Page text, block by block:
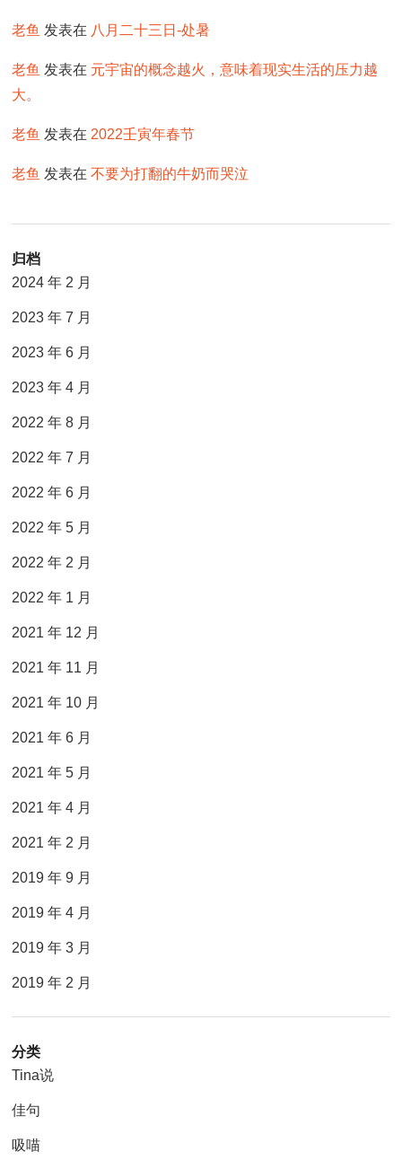
老鱼 发表在 八月二十三日-处暑
老鱼 发表在 元宇宙的概念越火，意味着现实生活的压力越
大。
老鱼 发表在 2022壬寅年春节
老鱼 发表在不要为打翻的牛奶而哭泣
归档
2024 年 2 月
2023 年 7 月
2023 年 6 月
2023 年 4 月
2022 年 8 月
2022 年 7 月
2022 年 6 月
2022 年 5 月
2022 年 2 月
2022 年 1 月
2021 年 12 月
2021 年 11 月
2021 年 10 月
2021 年 6 月
2021 年 5 月
2021 年 4 月
2021 年 2 月
2019 年 9 月
2019 年 4 月
2019 年 3 月
2019 年 2 月
分类
Tina说
佳句
吸喵